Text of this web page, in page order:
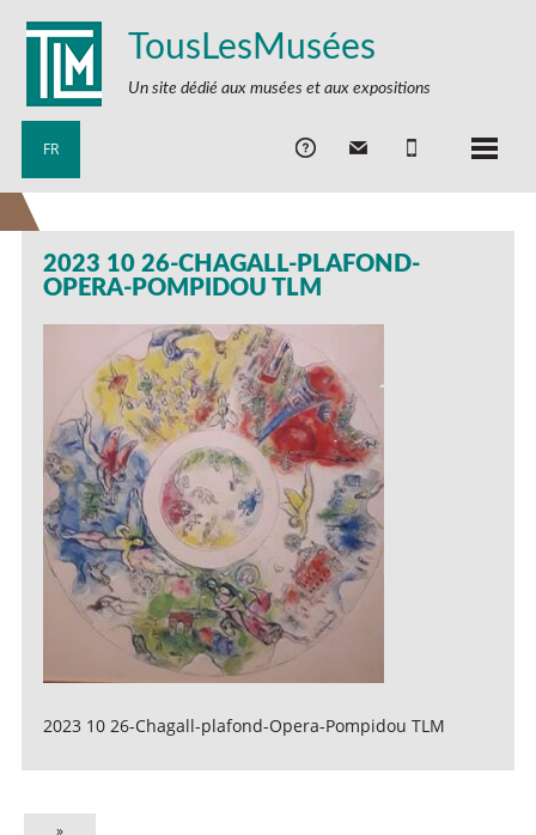
TousLesMusées
Un site dédié aux musées et aux expositions
FR
2023 10 26-CHAGALL-PLAFOND-
OPERA-POMPIDOU TLM
2023 10 26-Chagall-plafond-Opera-Pompidou TLM
»